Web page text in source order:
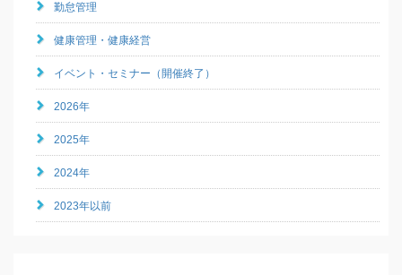
勤怠管理
健康管理・健康経営
イベント・セミナー（開催終了）
2026年
2025年
2024年
2023年以前